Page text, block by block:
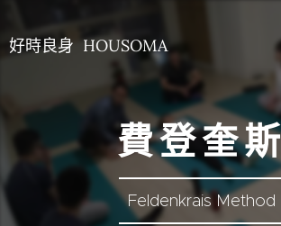
好時良身 HOUSOMA
費 登 奎 斯
Feldenkrais Method